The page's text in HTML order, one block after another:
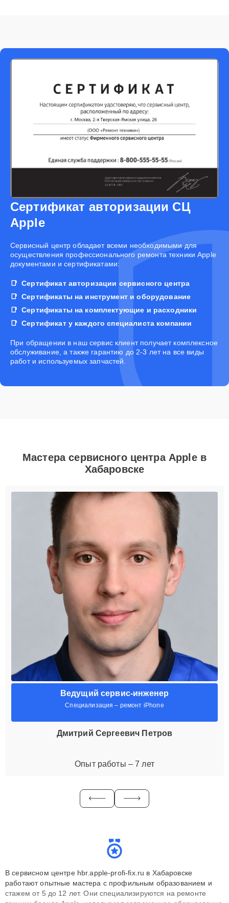
Сертификат авторизации СЦ
Apple
Cервисный центр обладает всеми необходимыми для
осуществления профессионального ремонта техники Apple
документами и сертификатами:
Сертификат авторизации сервисного центра
Сертификаты на инструмент и оборудование
Сертификаты на комплектующие и расходники
Сертификат у каждого специалиста компании
При обращении в наш сервис клиент получает комплексное
обслуживание, а также гарантию до 2-3 лет на все виды
работ и используемых запчастей.
Мастера сервисного центра Apple в
Хабаровске
Ведущий сервис-инженер
Специализация – ремонт iPhone
Дмитрий Сергеевич Петров
Опыт работы – 7 лет
В сервисном центре hbr.apple-profi-fix.ru в Хабаровске
работают опытные мастера с профильным образованием и
стажем от 5 до 12 лет. Они специализируются на ремонте